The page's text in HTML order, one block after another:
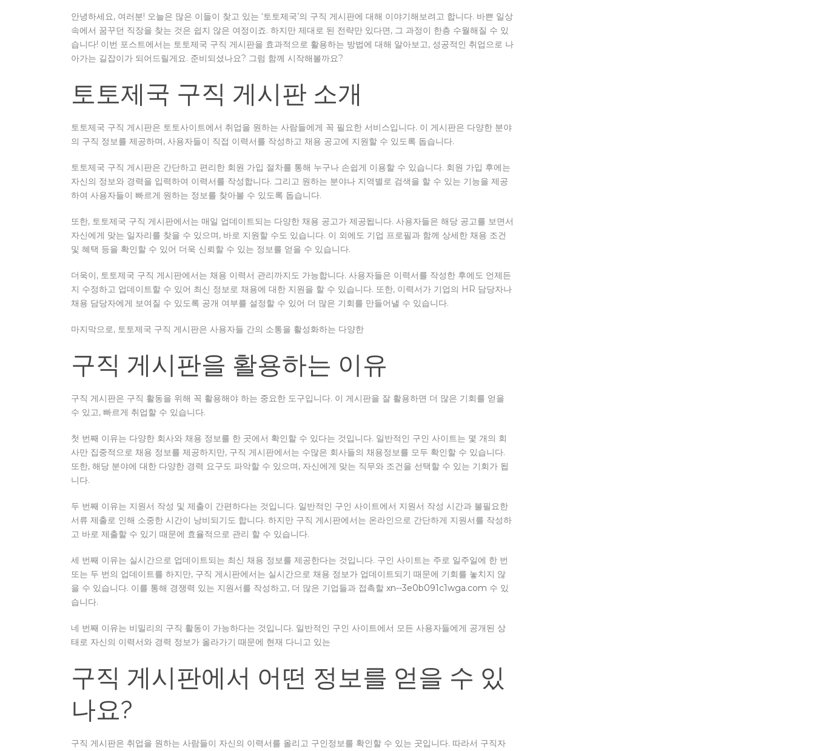
안녕하세요, 여러분! 오늘은 많은 이들이 찾고 있는 ‘토토제국’의 구직 게시판에 대해 이야기해보려고 합니다. 바쁜 일상
속에서 꿈꾸던 직장을 찾는 것은 쉽지 않은 여정이죠. 하지만 제대로 된 전략만 있다면, 그 과정이 한층 수월해질 수 있
습니다! 이번 포스트에서는 토토제국 구직 게시판을 효과적으로 활용하는 방법에 대해 알아보고, 성공적인 취업으로 나
아가는 길잡이가 되어드릴게요. 준비되셨나요? 그럼 함께 시작해볼까요?
토토제국 구직 게시판 소개
토토제국 구직 게시판은 토토사이트에서 취업을 원하는 사람들에게 꼭 필요한 서비스입니다. 이 게시판은 다양한 분야
의 구직 정보를 제공하며, 사용자들이 직접 이력서를 작성하고 채용 공고에 지원할 수 있도록 돕습니다.
토토제국 구직 게시판은 간단하고 편리한 회원 가입 절차를 통해 누구나 손쉽게 이용할 수 있습니다. 회원 가입 후에는
자신의 정보와 경력을 입력하여 이력서를 작성합니다. 그리고 원하는 분야나 지역별로 검색을 할 수 있는 기능을 제공
하여 사용자들이 빠르게 원하는 정보를 찾아볼 수 있도록 돕습니다.
또한, 토토제국 구직 게시판에서는 매일 업데이트되는 다양한 채용 공고가 제공됩니다. 사용자들은 해당 공고를 보면서
자신에게 맞는 일자리를 찾을 수 있으며, 바로 지원할 수도 있습니다. 이 외에도 기업 프로필과 함께 상세한 채용 조건
및 혜택 등을 확인할 수 있어 더욱 신뢰할 수 있는 정보를 얻을 수 있습니다.
더욱이, 토토제국 구직 게시판에서는 채용 이력서 관리까지도 가능합니다. 사용자들은 이력서를 작성한 후에도 언제든
지 수정하고 업데이트할 수 있어 최신 정보로 채용에 대한 지원을 할 수 있습니다. 또한, 이력서가 기업의 HR 담당자나
채용 담당자에게 보여질 수 있도록 공개 여부를 설정할 수 있어 더 많은 기회를 만들어낼 수 있습니다.
마지막으로, 토토제국 구직 게시판은 사용자들 간의 소통을 활성화하는 다양한
구직 게시판을 활용하는 이유
구직 게시판은 구직 활동을 위해 꼭 활용해야 하는 중요한 도구입니다. 이 게시판을 잘 활용하면 더 많은 기회를 얻을
수 있고, 빠르게 취업할 수 있습니다.
첫 번째 이유는 다양한 회사와 채용 정보를 한 곳에서 확인할 수 있다는 것입니다. 일반적인 구인 사이트는 몇 개의 회
사만 집중적으로 채용 정보를 제공하지만, 구직 게시판에서는 수많은 회사들의 채용정보를 모두 확인할 수 있습니다.
또한, 해당 분야에 대한 다양한 경력 요구도 파악할 수 있으며, 자신에게 맞는 직무와 조건을 선택할 수 있는 기회가 됩
니다.
두 번째 이유는 지원서 작성 및 제출이 간편하다는 것입니다. 일반적인 구인 사이트에서 지원서 작성 시간과 불필요한
서류 제출로 인해 소중한 시간이 낭비되기도 합니다. 하지만 구직 게시판에서는 온라인으로 간단하게 지원서를 작성하
고 바로 제출할 수 있기 때문에 효율적으로 관리 할 수 있습니다.
세 번째 이유는 실시간으로 업데이트되는 최신 채용 정보를 제공한다는 것입니다. 구인 사이트는 주로 일주일에 한 번
또는 두 번의 업데이트를 하지만, 구직 게시판에서는 실시간으로 채용 정보가 업데이트되기 때문에 기회를 놓치지 않
을 수 있습니다. 이를 통해 경쟁력 있는 지원서를 작성하고, 더 많은 기업들과 접촉할 xn--3e0b091c1wga.com 수 있
습니다.
네 번째 이유는 비밀리의 구직 활동이 가능하다는 것입니다. 일반적인 구인 사이트에서 모든 사용자들에게 공개된 상
태로 자신의 이력서와 경력 정보가 올라가기 때문에 현재 다니고 있는
구직 게시판에서 어떤 정보를 얻을 수 있
나요?
구직 게시판은 취업을 원하는 사람들이 자신의 이력서를 올리고 구인정보를 확인할 수 있는 곳입니다. 따라서 구직자